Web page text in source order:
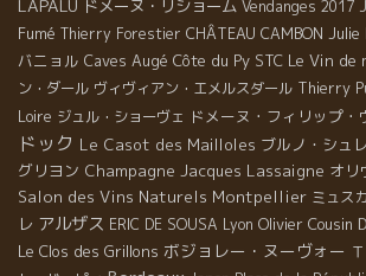
LAPALU ドメーヌ・リショーム Vendanges 2017
Fumé Thierry Forestier CHÂTEAU CAMBON Julie
バニョル Caves Augé Côte du Py STC Le Vin de
ン・ダール ヴィヴィアン・エメルスダール Thierry
Loire ジュル・ショーヴェ ドメーヌ・フィリップ・
ドック Le Casot des Mailloles ブルノ・シュ
グリヨン Champagne Jacques Lassaigne オリ
Salon des Vins Naturels Montpellier ミュス
レ アルザス ERIC DE SOUSA Lyon Olivier Cousin
Le Clos des Grillons ボジョレー・ヌーヴォー